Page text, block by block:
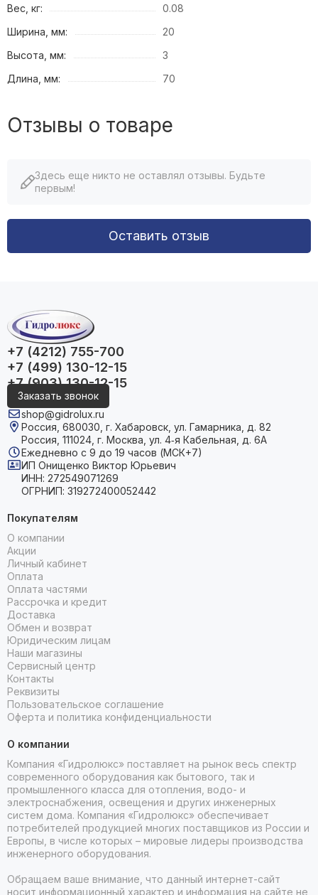
Вес, кг:
0.08
Ширина, мм:
20
Высота, мм:
3
Длина, мм:
70
Отзывы о товаре
Здесь еще никто не оставлял отзывы. Будьте
первым!
Оставить отзыв
+7 (4212) 755-700
+7 (499) 130-12-15
+7 (903) 130-12-15
Заказать звонок
shop@gidrolux.ru
Россия, 680030, г. Хабаровск, ул. Гамарника, д. 82
Россия, 111024, г. Москва, ул. 4‑я Кабельная, д. 6А
Ежедневно с 9 до 19 часов (МСК+7)
ИП Онищенко Виктор Юрьевич
ИНН: 272549071269
ОГРНИП: 319272400052442
Покупателям
О компании
Акции
Личный кабинет
Оплата
Оплата частями
Рассрочка и кредит
Доставка
Обмен и возврат
Юридическим лицам
Наши магазины
Сервисный центр
Контакты
Реквизиты
Пользовательское соглашение
Оферта и политика конфиденциальности
О компании
Компания «Гидролюкс» поставляет на рынок весь спектр
современного оборудования как бытового, так и
промышленного класса для отопления, водо- и
электроснабжения, освещения и других инженерных
систем дома. Компания «Гидролюкс» обеспечивает
потребителей продукцией многих поставщиков из России и
Европы, в числе которых – мировые лидеры производства
инженерного оборудования.
Обращаем ваше внимание, что данный интернет-сайт
носит информационный характер и информация на сайте не